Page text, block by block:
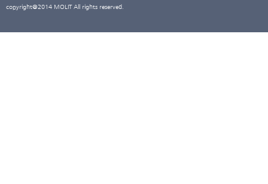
copyright@2014 MOLIT All rights reserved.